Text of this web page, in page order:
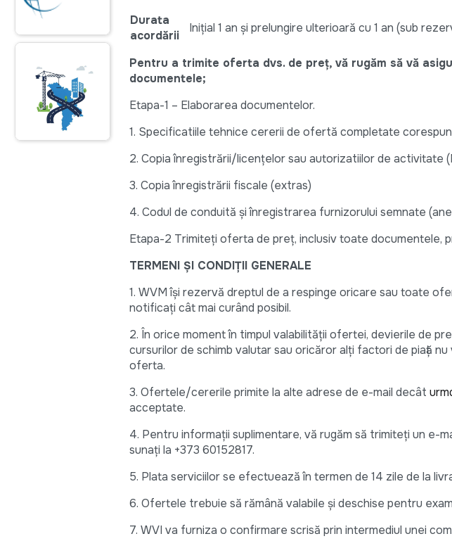
Durata
acordării
Inițial 1 an și prelungire ulterioară cu 1 an (sub
Pentru a trimite oferta dvs. de preț, vă rugăm să vă
documentele;
Etapa-1 – Elaborarea documentelor.
1. Specificatiile tehnice cererii de ofertă completate
2. Copia înregistrării/licențelor sau autorizatiilor de activitate
3. Copia înregistrării fiscale (extras)
4. Codul de conduită și înregistrarea furnizorului semnate
Etapa-2 Trimiteți oferta de preț, inclusiv toate documentele,
TERMENI ȘI CONDIȚII GENERALE
1. WVM își rezervă dreptul de a respinge oricare sau toate
notificați cât mai curând posibil. ​​​​​
2. În orice moment în timpul valabilității ofertei, devierile de
cursurilor de schimb valutar sau oricăror alți factori de piață
oferta.
3. Ofertele/cererile primite la alte adrese de e-mail decât
acceptate.
4. Pentru informații suplimentare, vă rugăm să trimiteți un e-
sunați la +373 60152817.
5. Plata serviciilor se efectuează în termen de 14 zile de la
6. Ofertele trebuie să rămână valabile și deschise pentru
7. WVI va furniza o confirmare scrisă prin intermediul unei